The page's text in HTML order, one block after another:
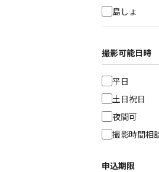
島しょ
撮影可能日時
平日
土日祝日
夜間可
撮影時間相
申込期限